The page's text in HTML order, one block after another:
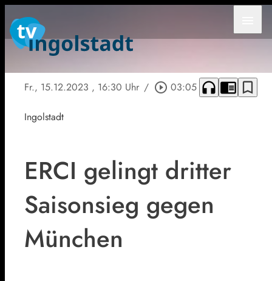
Fr., 15.12.2023 , 16:30 Uhr / play_circle_outline 03:05 headphones chrome_reader_mode bookmark_border
Ingolstadt
ERCI gelingt dritter
Saisonsieg gegen
München